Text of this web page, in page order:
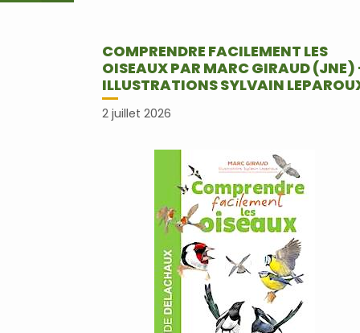
COMPRENDRE FACILEMENT LES
OISEAUX PAR MARC GIRAUD (JNE)
ILLUSTRATIONS SYLVAIN
2 juillet 2026